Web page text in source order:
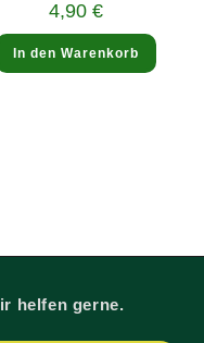
4,90 €
In den Warenkorb
helfen gerne.